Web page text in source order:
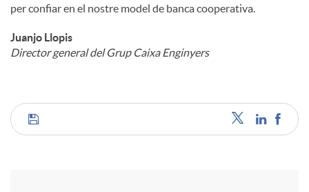
per confiar en el nostre model de banca cooperativa.
Juanjo Llopis
Director general del Grup Caixa Enginyers
C